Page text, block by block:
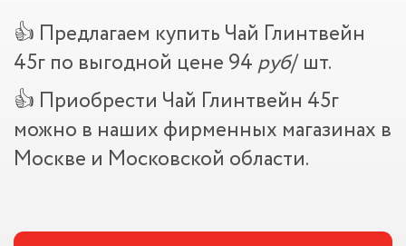
👍 Предлагаем купить Чай Глинтвейн
45г по выгодной цене 94 руб/ шт.
👍 Приобрести Чай Глинтвейн 45г
можно в наших фирменных магазинах в
Москве и Московской области.